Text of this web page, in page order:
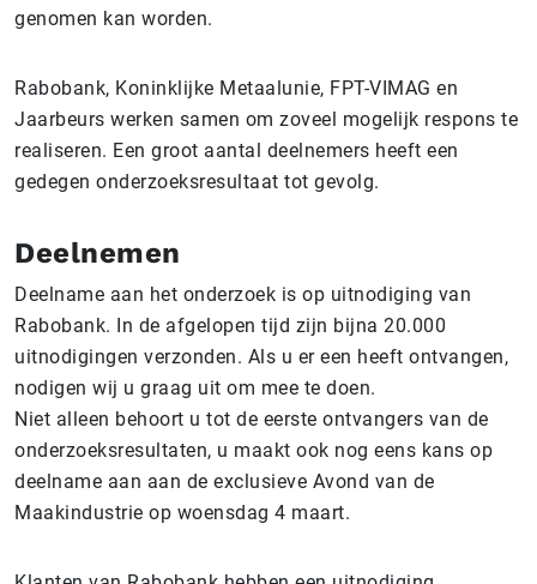
genomen kan worden.
Rabobank, Koninklijke Metaalunie, FPT-VIMAG en
Jaarbeurs werken samen om zoveel mogelijk respons te
realiseren. Een groot aantal deelnemers heeft een
gedegen onderzoeksresultaat tot gevolg.
Deelnemen
Deelname aan het onderzoek is op uitnodiging van
Rabobank. In de afgelopen tijd zijn bijna 20.000
uitnodigingen verzonden. Als u er een heeft ontvangen,
nodigen wij u graag uit om mee te doen.
Niet alleen behoort u tot de eerste ontvangers van de
onderzoeksresultaten, u maakt ook nog eens kans op
deelname aan aan de exclusieve Avond van de
Maakindustrie op woensdag 4 maart.